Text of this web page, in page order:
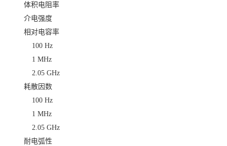
体积电阻率
介电强度
相对电容率
100 Hz
1 MHz
2.05 GHz
耗散因数
100 Hz
1 MHz
2.05 GHz
耐电弧性